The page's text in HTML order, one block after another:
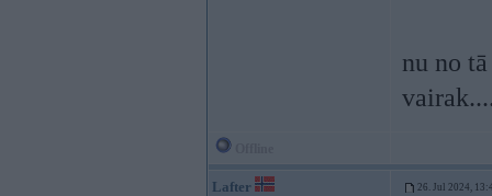
nu no
Lafter 26. Jul 2024,